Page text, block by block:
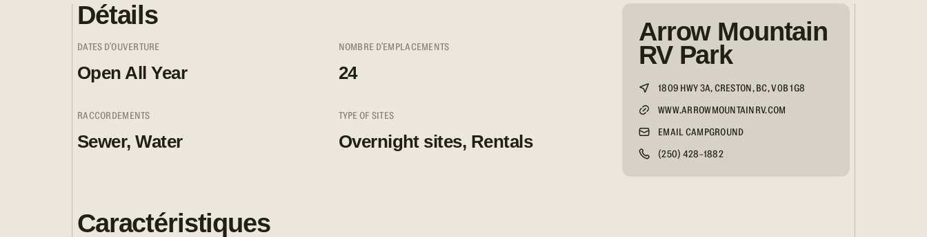
Détails
DATES D'OUVERTURE
Open All Year
NOMBRE D'EMPLACEMENTS
24
RACCORDEMENTS
Sewer, Water
TYPE OF SITES
Overnight sites, Rentals
Caractéristiques
Arrow Mountain
RV Park
1809 HWY 3A, CRESTON, BC, V0B 1G8
WWW.ARROWMOUNTAINRV.COM
EMAIL CAMPGROUND
(250) 428-1882